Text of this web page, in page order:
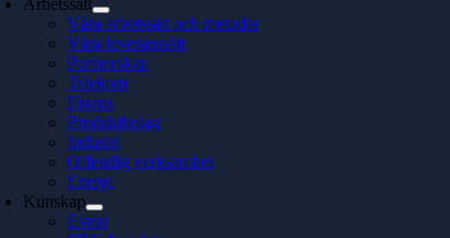
Arbetssätt
Våra arbetssätt och metoder
Våra leveranssätt
Partnerskap
Telekom
Finans
Produktbolag
Industri
Offentlig verksamhet
Energi
Kunskap
Event